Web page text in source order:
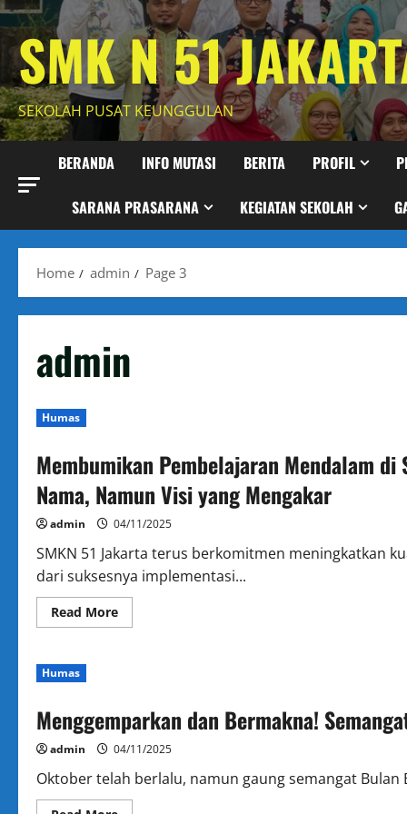
Skip
to
content
SMK N 51
SEKOLAH PUSAT KEUNGGULAN
BERANDA INFO MUTASI BERITA PROFIL
SARANA PRASARANA KEGIATAN SEKOLAH
Home admin Page 3
admin
Humas
Membumikan Pembelajaran Mendalam di
Nama, Namun Visi yang Mengakar
admin 04/11/2025
SMKN 51 Jakarta terus berkomitmen meningkatkan
dari suksesnya implementasi...
Read MoreRead
more
51
Jakarta:
Bukan
Sekadar
Nama,
Namun
Visi
Humas
Menggemparkan dan Bermakna!
admin 04/11/2025
Oktober telah berlalu, namun gaung semangat Bulan